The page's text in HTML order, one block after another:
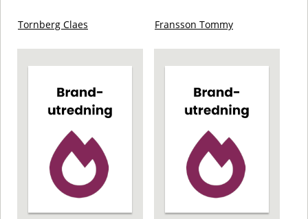
Tornberg Claes Fransson Tommy